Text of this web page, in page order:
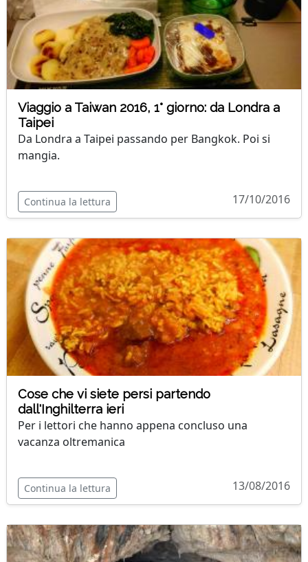
Viaggio a Taiwan 2016, 1° giorno: da Londra a
Taipei
Da Londra a Taipei passando per Bangkok. Poi si
mangia.
Continua la lettura 17/10/2016
Cose che vi siete persi partendo
dall'Inghilterra ieri
Per i lettori che hanno appena concluso una
vacanza oltremanica
Continua la lettura 13/08/2016